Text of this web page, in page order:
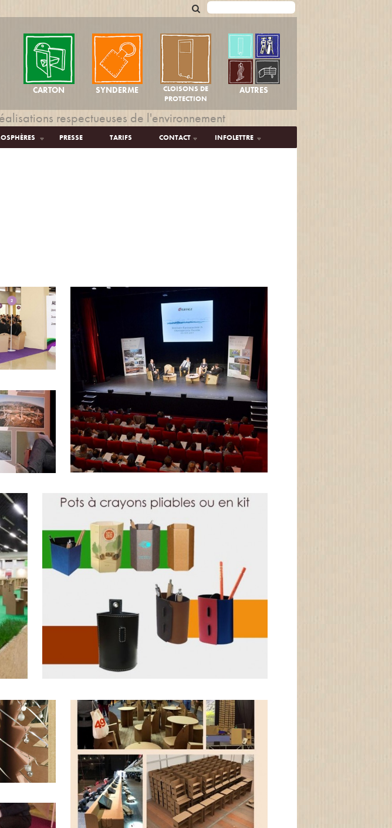
CARTON SYNDERME
CLOISONS DE
PROTECTION
AUTRES
respectueuses de l'environnement
PRESSE TARIFS CONTACT INFOLETTRE